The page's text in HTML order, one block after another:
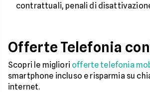
contrattuali, penali di
Offerte Telefonia
Scopri le migliori offerte telefonia
smartphone incluso e risparmia su
internet.